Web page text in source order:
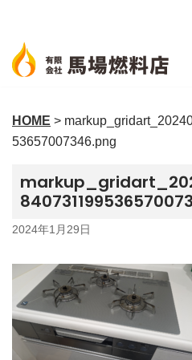
ン
テ
ン
へ
ス
ッ
プ
HOME >
53657007346.png
2024年1月29日